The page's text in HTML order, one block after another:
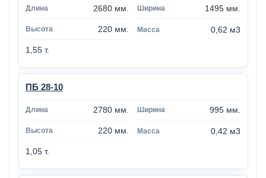
2680 мм. 1495 мм.
220 мм. 0,62 м3
1,55 т.
ПБ 28-10
2780 мм. 995 мм.
220 мм. 0,42 м3
1,05 т.